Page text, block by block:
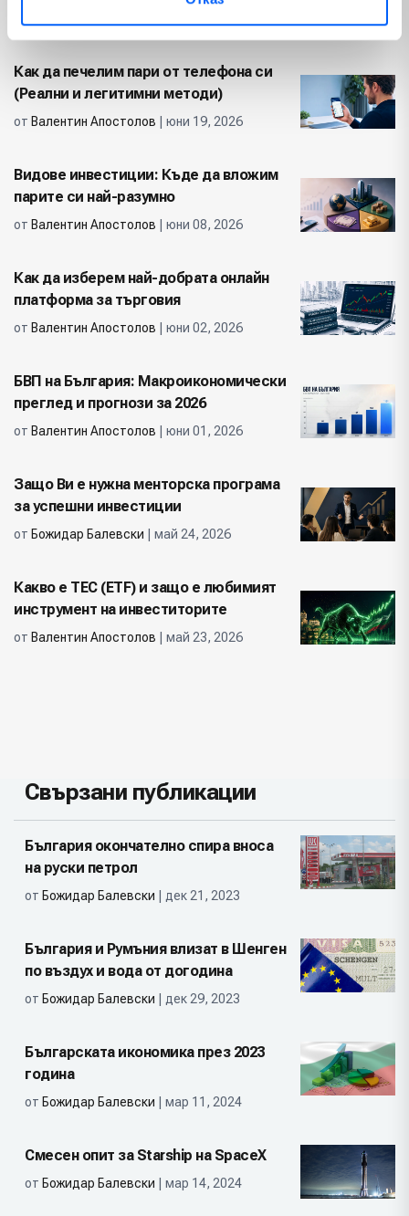
Как да печелим пари от телефона си
(Реални и легитимни методи)
от Валентин Апостолов | юни 19, 2026
Видове инвестиции: Къде да вложим
парите си най-разумно
от Валентин Апостолов | юни 08, 2026
Как да изберем най-добрата онлайн
платформа за търговия
от Валентин Апостолов | юни 02, 2026
БВП на България: Макроикономически
преглед и прогнози за 2026
от Валентин Апостолов | юни 01, 2026
Защо Ви е нужна менторска програма
за успешни инвестиции
от Божидар Балевски | май 24, 2026
Какво е ТЕС (ETF) и защо е любимият
инструмент на инвеститорите
от Валентин Апостолов | май 23, 2026
Свързани публикации
България окончателно спира вноса
на руски петрол
от Божидар Балевски | дек 21, 2023
България и Румъния влизат в Шенген
по въздух и вода от догодина
от Божидар Балевски | дек 29, 2023
Българската икономика през 2023
година
от Божидар Балевски | мар 11, 2024
Смесен опит за Starship на SpaceX
от Божидар Балевски | мар 14, 2024